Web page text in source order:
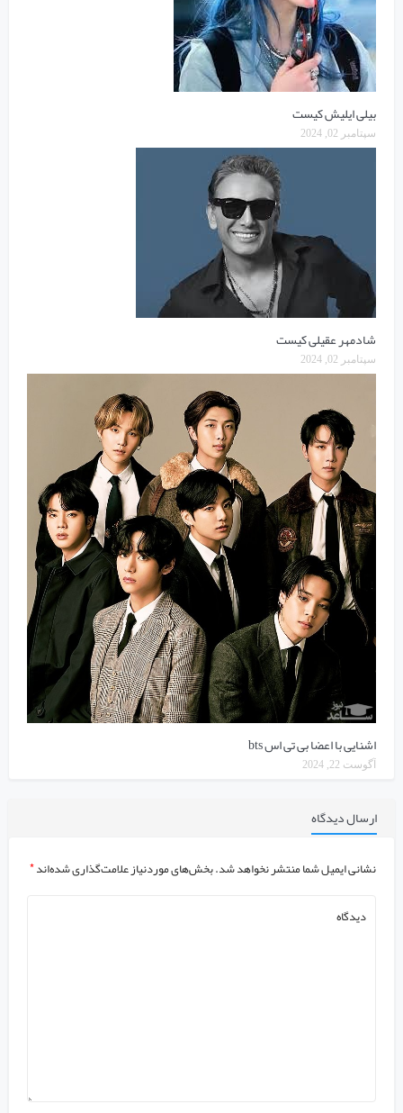
بیلی ایلیش کیست
سپتامبر 02, 2024
شادمهر عقیلی کیست
سپتامبر 02, 2024
اشنایی با اعضا بی تی اس bts
آگوست 22, 2024
ارسال دیدگاه
نشانی ایمیل شما منتشر نخواهد شد.بخش‌های موردنیاز علامت‌گذاری شده‌اند*